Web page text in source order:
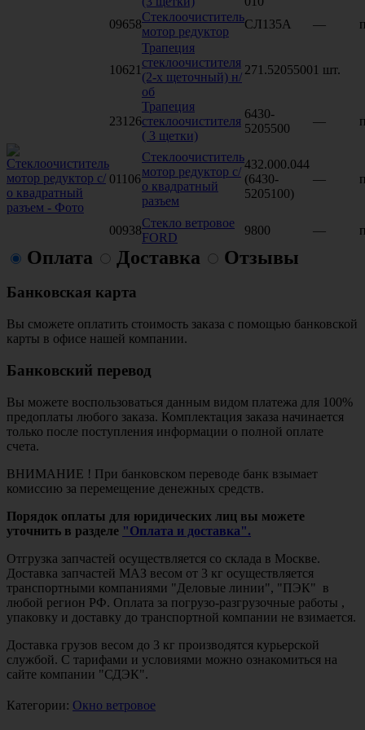
09658
Стеклоочиститель
мотор редуктор
СЛ135А —
10621
Трапеция
стеклоочистителя
(2-х щеточный) н/
об
271.52055001 шт.
23126
Трапеция
стеклоочистителя
( 3 щетки)
6430-
5205500
—
01106
Стеклоочиститель
мотор редуктор с/
о квадратный
разъем
432.000.044
(6430-
5205100)
—
00938
Стекло ветровое
FORD
9800 —
Оплата Доставка Отзывы
Банковская карта
Вы сможете оплатить стоимость заказа с помощью банковской
карты в офисе нашей компании.
Банковский перевод
Вы можете воспользоваться данным видом платежа для 100%
предоплаты любого заказа. Комплектация заказа начинается
только после поступления информации о полной оплате
счета.
ВНИМАНИЕ ! При банковском переводе банк взымает
комиссию за перемещение денежных средств.
Порядок оплаты для юридических лиц вы можете
уточнить в разделе "Оплата и доставка".
Отгрузка запчастей осуществляется со склада в Москве.
Доставка запчастей МАЗ весом от 3 кг осуществляется
транспортными компаниями "Деловые линии", "ПЭК" в
любой регион РФ. Оплата за погрузо-разгрузочные работы ,
упаковку и доставку до транспортной компании не взимается.
Доставка грузов весом до 3 кг производятся курьерской
службой. С тарифами и условиями можно ознакомиться на
сайте компании "СДЭК".
Категории: Окно ветровое